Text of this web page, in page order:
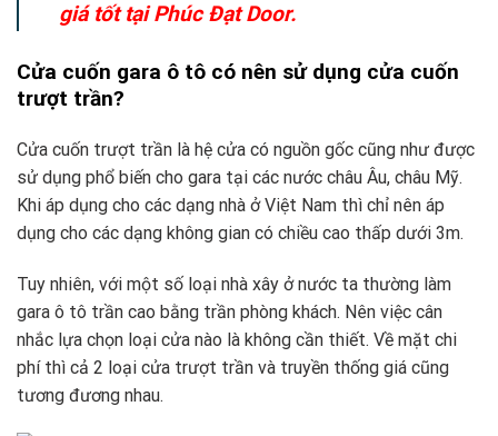
giá tốt tại Phúc Đạt Door.
Cửa cuốn gara ô tô có nên sử dụng cửa cuốn
trượt trần?
Cửa cuốn trượt trần là hệ cửa có nguồn gốc cũng như được
sử dụng phổ biến cho gara tại các nước châu Âu, châu Mỹ.
Khi áp dụng cho các dạng nhà ở Việt Nam thì chỉ nên áp
dụng cho các dạng không gian có chiều cao thấp dưới 3m.
Tuy nhiên, với một số loại nhà xây ở nước ta thường làm
gara ô tô trần cao bằng trần phòng khách. Nên việc cân
nhắc lựa chọn loại cửa nào là không cần thiết. Về mặt chi
phí thì cả 2 loại cửa trượt trần và truyền thống giá cũng
tương đương nhau.